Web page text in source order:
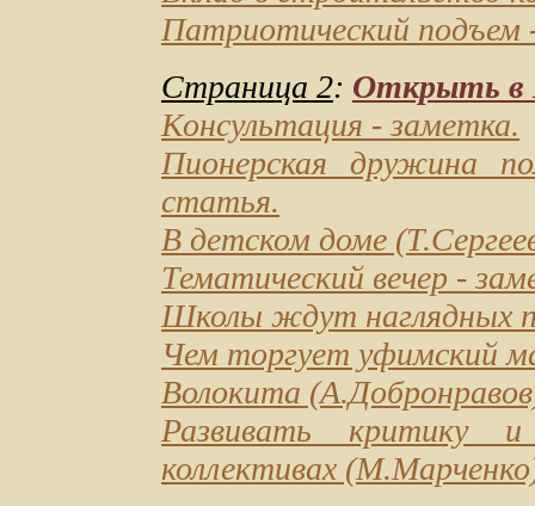
Патриотический подъем
Страница 2: Открыть в
Консультация - заметка.
Пионерская дружина
статья.
В детском доме
Тематический вечер -
Школы ждут наглядных
Чем торгует уфимский
Волокита
Развивать критику
коллективах